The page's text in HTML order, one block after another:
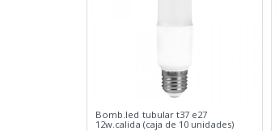
Bomb.led tubular t37 e27
12w.calida (caja de 10 unidades)